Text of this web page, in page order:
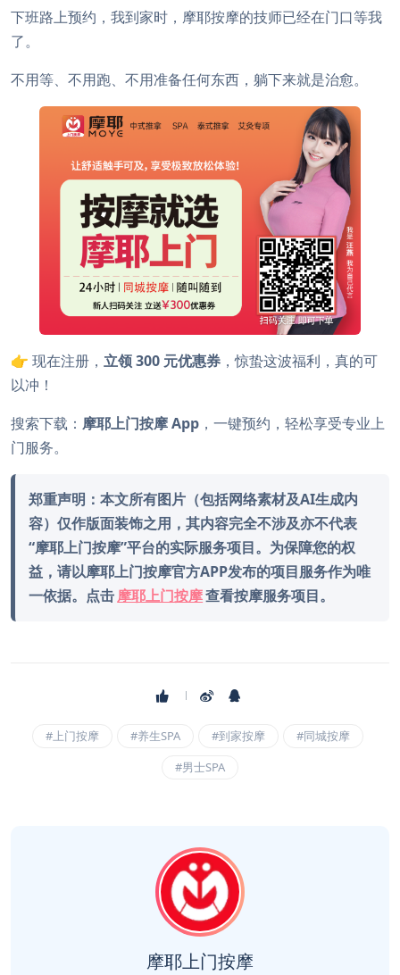
下班路上预约，我到家时，摩耶按摩的技师已经在门口等我
了。
不用等、不用跑、不用准备任何东西，躺下来就是治愈。
👉 现在注册， 立领 300 元优惠券 ，惊蛰这波福利，真的可
以冲！
搜索下载： 摩耶上门按摩 App ，一键预约，轻松享受专业上
门服务。
郑重声明：本文所有图片（包括网络素材及AI生成内
容）仅作版面装饰之用，其内容完全不涉及亦不代表
“摩耶上门按摩”平台的实际服务项目。为保障您的权
益，请以摩耶上门按摩官方APP发布的项目服务作为唯
一依据。点击摩耶上门按摩查看按摩服务项目。
#上门按摩 #养生SPA #到家按摩
#同城按摩
#男士SPA
摩耶上门按摩